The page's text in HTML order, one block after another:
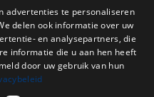
advertenties te personaliseren
delen ook informatie over uw
en analysepartners, die
informatie die u aan hen heeft
door uw gebruik van hun